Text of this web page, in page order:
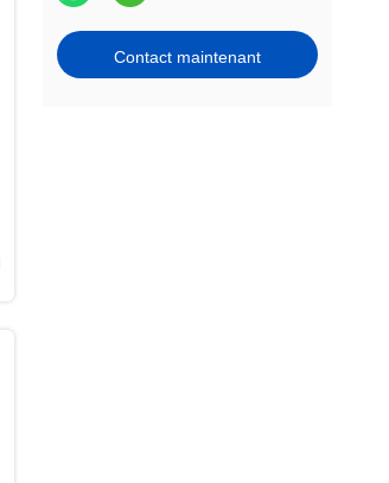
Contact maintenant